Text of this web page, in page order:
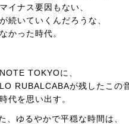
イナス要因もない、
続いていくんだろうな、
かった時代。
TOKYOに、
RUBALCABAが残したこの
代を思い出す。
ゆるやかで平穏な時間は、